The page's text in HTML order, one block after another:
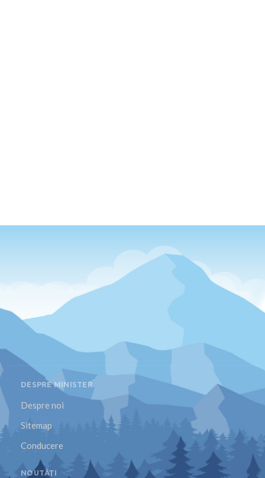
DESPRE MINISTER
Despre noi
Sitemap
Conducere
NOUTĂȚI